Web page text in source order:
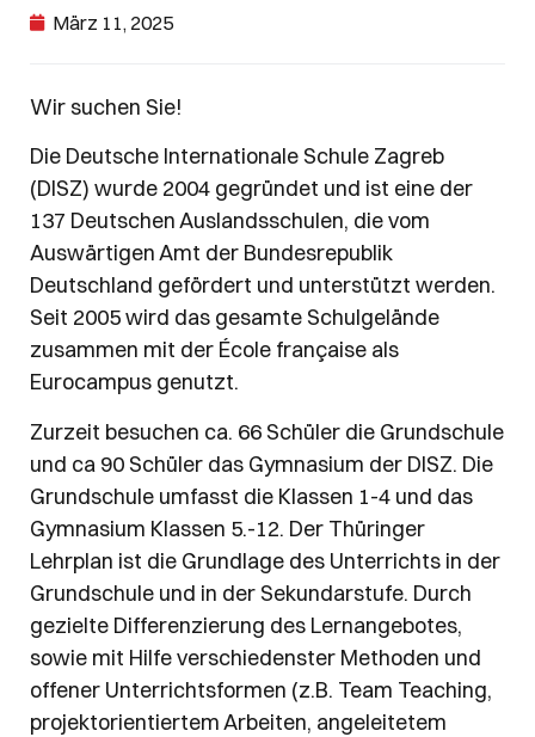
März 11, 2025
Wir suchen Sie!
Die Deutsche Internationale Schule Zagreb
(DISZ) wurde 2004 gegründet und ist eine der
137 Deutschen Auslandsschulen, die vom
Auswärtigen Amt der Bundesrepublik
Deutschland gefördert und unterstützt werden.
Seit 2005 wird das gesamte Schulgelände
zusammen mit der École française als
Eurocampus genutzt.
Zurzeit besuchen ca. 66 Schüler die Grundschule
und ca 90 Schüler das Gymnasium der DISZ. Die
Grundschule umfasst die Klassen 1-4 und das
Gymnasium Klassen 5.-12. Der Thüringer
Lehrplan ist die Grundlage des Unterrichts in der
Grundschule und in der Sekundarstufe. Durch
gezielte Differenzierung des Lernangebotes,
sowie mit Hilfe verschiedenster Methoden und
offener Unterrichtsformen (z.B. Team Teaching,
projektorientiertem Arbeiten, angeleitetem